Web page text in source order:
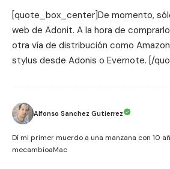
[quote_box_center]De momento,
web de Adonit. A la hora de
otra vía de distribución como
stylus desde Adonis o Evernote. [/
Alfonso Sanchez Gutierrez
Dí mi primer muerdo a una manzana con 10
mecambioaMac